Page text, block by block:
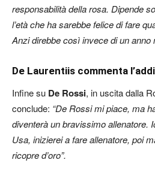
responsabilità della rosa. Dipende
l’età che ha sarebbe felice di fare
Anzi direbbe così invece di un anno
De Laurentiis commenta
Infine su De Rossi, in uscita dalla
conclude: “De Rossi mi piace, ma
diventerà un bravissimo allenatore.
Usa, inizierei a fare allenatore, poi
ricopre d’oro”.